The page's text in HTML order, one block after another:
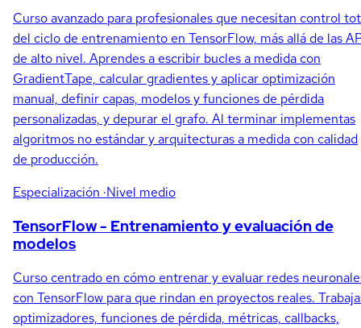
Curso avanzado para profesionales que necesitan control
del ciclo de entrenamiento en TensorFlow, más allá de las
de alto nivel. Aprendes a escribir bucles a medida con
GradientTape, calcular gradientes y aplicar optimización
manual, definir capas, modelos y funciones de pérdida
personalizadas, y depurar el grafo. Al terminar implementas
algoritmos no estándar y arquitecturas a medida con calidad
de producción.
Especialización ·Nivel medio
TensorFlow - Entrenamiento y evaluación de
modelos
Curso centrado en cómo entrenar y evaluar redes
con TensorFlow para que rindan en proyectos reales.
optimizadores, funciones de pérdida, métricas, callbacks,